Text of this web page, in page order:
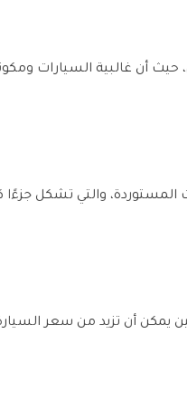
أن غالبية السيارات
والتي تشكل جزءًا
يمكن أن تزيد من سعر